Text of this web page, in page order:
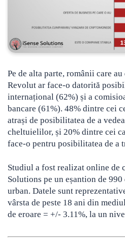
Pe de alta parte, românii care
Revolut ar face-o datorită
internațional (62%) și a
bancare (61%). 48% dintre cei
atrași de posibilitatea de a
cheltuielilor, și 20% dintre cei
face-o pentru posibilitatea de a
Studiul a fost realizat online de
Solutions pe un eșantion de
urban. Datele sunt
vârsta de peste 18 ani din
de eroare = +/- 3.11%, la un